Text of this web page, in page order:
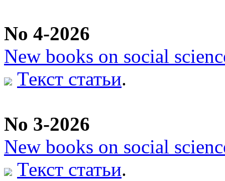
No 4-2026
New books on social
Текст статьи.
No 3-2026
New books on social
Текст статьи.